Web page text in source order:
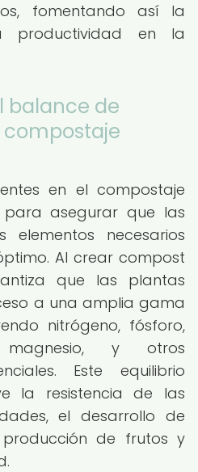
fomentando así la
productividad en la
balance de
en el compostaje
para asegurar que las
necesarios
Al crear compost
que las plantas
a una amplia gama
nitrógeno, fósforo,
y otros
Este equilibrio
la resistencia de las
el desarrollo de
de frutos y